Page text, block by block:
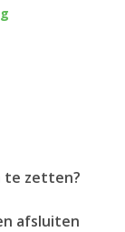
te zetten?
afsluiten